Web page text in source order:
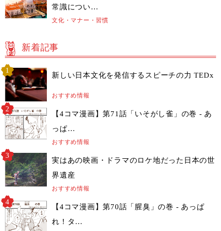
常識につい…
文化・マナー・習慣
新着記事
新しい日本文化を発信するスピーチの力 TEDx
おすすめ情報
【4コマ漫画】第71話「いそがし雀」の巻 - あ
っぱ…
おすすめ情報
実はあの映画・ドラマのロケ地だった日本の世
界遺産
おすすめ情報
【4コマ漫画】第70話「腥臭」の巻 - あっぱ
れ！タ…